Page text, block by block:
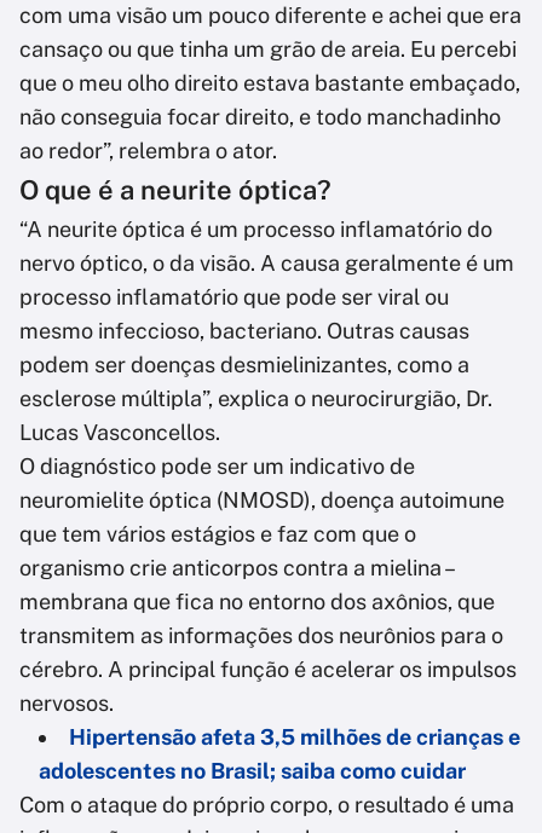
com uma visão um pouco diferente e achei que era
cansaço ou que tinha um grão de areia. Eu percebi
que o meu olho direito estava bastante embaçado,
não conseguia focar direito, e todo manchadinho
ao redor”, relembra o ator.
O que é a neurite óptica?
“A neurite óptica é um processo inflamatório do
nervo óptico, o da visão. A causa geralmente é um
processo inflamatório que pode ser viral ou
mesmo infeccioso, bacteriano. Outras causas
podem ser doenças desmielinizantes, como a
esclerose múltipla”, explica o neurocirurgião, Dr.
Lucas Vasconcellos.
O diagnóstico pode ser um indicativo de
neuromielite óptica (NMOSD), doença autoimune
que tem vários estágios e faz com que o
organismo crie anticorpos contra a mielina –
membrana que fica no entorno dos axônios, que
transmitem as informações dos neurônios para o
cérebro. A principal função é acelerar os impulsos
nervosos.
Hipertensão afeta 3,5 milhões de crianças e
adolescentes no Brasil; saiba como cuidar
Com o ataque do próprio corpo, o resultado é uma